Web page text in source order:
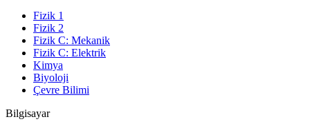
Fizik 1
Fizik 2
Fizik C: Mekanik
Fizik C: Elektrik
Kimya
Biyoloji
Çevre Bilimi
Bilgisayar